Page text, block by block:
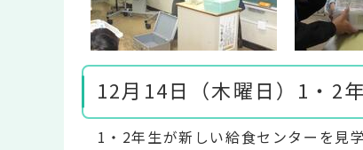
12月14日（木曜日）1・2
1・2年生が新しい給食センターを見